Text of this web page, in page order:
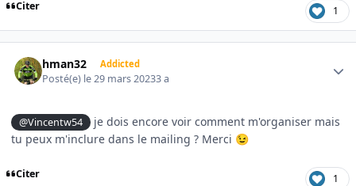
Citer 1
hman32 Addicted
Posté(e) le 29 mars 20233 a
@Vincentw54
je dois encore voir comment m'organiser mais
tu peux m'inclure dans le mailing ? Merci 😉
Citer 1